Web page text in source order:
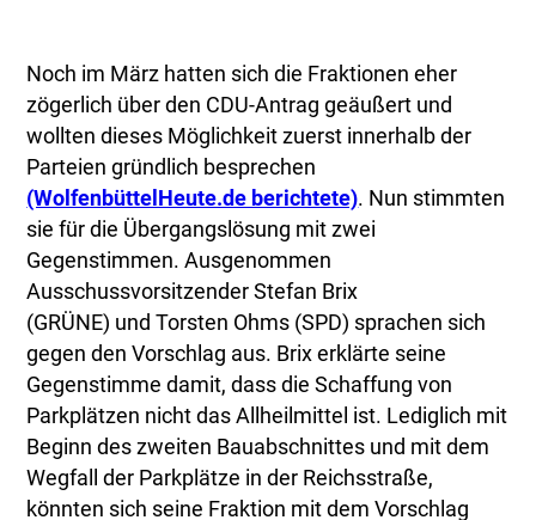
Noch im März hatten sich die Fraktionen eher
zögerlich über den CDU-Antrag geäußert und
wollten dieses Möglichkeit zuerst innerhalb der
Parteien gründlich besprechen
(WolfenbüttelHeute.de berichtete). Nun stimmten
sie für die Übergangslösung mit zwei
Gegenstimmen. Ausgenommen
Ausschussvorsitzender Stefan Brix
(GRÜNE) und Torsten Ohms (SPD) sprachen sich
gegen den Vorschlag aus. Brix erklärte seine
Gegenstimme damit, dass die Schaffung von
Parkplätzen nicht das Allheilmittel ist. Lediglich mit
Beginn des zweiten Bauabschnittes und mit dem
Wegfall der Parkplätze in der Reichsstraße,
könnten sich seine Fraktion mit dem Vorschlag